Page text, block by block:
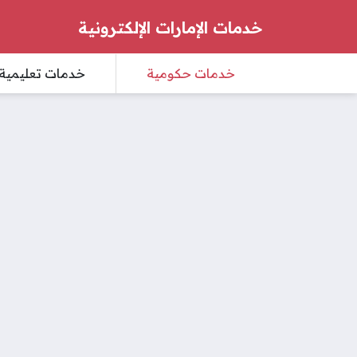
خدمات الإمارات الإلكترونية
خدمات حكومية خدمات تعليمية